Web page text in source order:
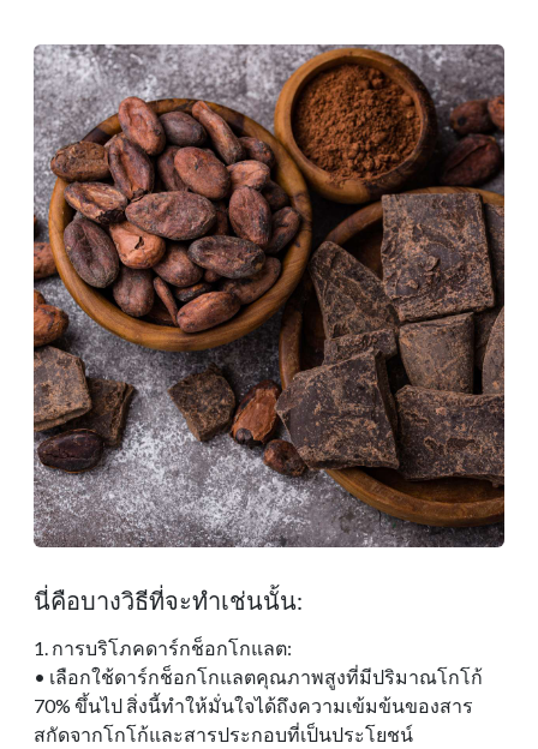
นี่คือบางวิธีที่จะทําเช่นนั้น:
1. การบริโภคดาร์กช็อกโกแลต:
• เลือกใช้ดาร์กช็อกโกแลตคุณภาพสูงที่มีปริมาณโกโก้
70% ขึ้นไป สิ่งนี้ทําให้มั่นใจได้ถึงความเข้มข้นของสาร
สกัดจากโกโก้และสารประกอบที่เป็นประโยชน์